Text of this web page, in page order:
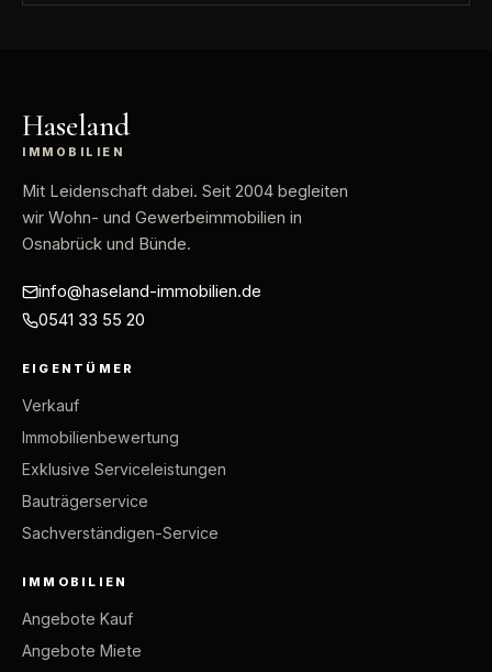
Haseland
IMMOBILIEN
Mit Leidenschaft dabei. Seit 2004 begleiten
wir Wohn- und Gewerbeimmobilien in
Osnabrück und Bünde.
info@haseland-immobilien.de
0541 33 55 20
EIGENTÜMER
Verkauf
Immobilienbewertung
Exklusive Serviceleistungen
Bauträgerservice
Sachverständigen-Service
IMMOBILIEN
Angebote Kauf
Angebote Miete